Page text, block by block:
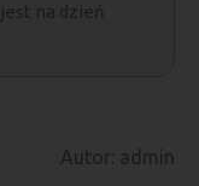
na dzień
Autor: admin